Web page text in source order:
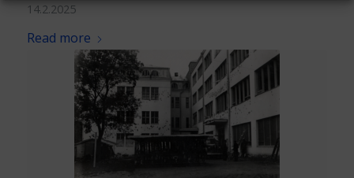
14.2.2025
Read more